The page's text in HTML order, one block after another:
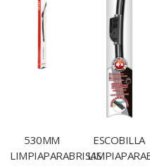
530MM
LIMPIAPARABRISAS
ESCOBILLA